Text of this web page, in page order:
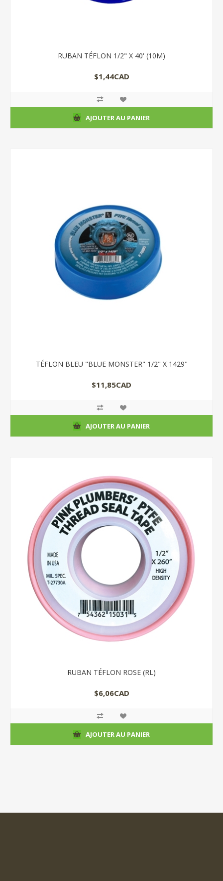
RUBAN TÉFLON 1/2" X 40' (10M)
$1,44CAD
AJOUTER AU PANIER
TÉFLON BLEU "BLUE MONSTER" 1/2" X 1429"
$11,85CAD
AJOUTER AU PANIER
RUBAN TÉFLON ROSE (RL)
$6,06CAD
AJOUTER AU PANIER